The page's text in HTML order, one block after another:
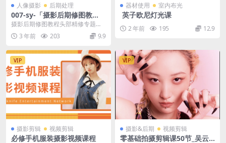
人像摄影 后期处理
007-sy-「摄影后期修图教
程」 头部精修专题课（液化·
磨皮·头发处理）_子何学长
摄影后期修图教程头部精修专题课
液化·磨皮·头发处理子何学长
3 年前 203 9.9
器材使用 室内布光
英子欧尼灯光课
2 年前 195 12.9
VIP
摄影剪辑 视频剪辑
必修手机服装摄影视频课程
VIP
摄影&后期 视频剪辑
零基础拍摄剪辑课50节_吴云